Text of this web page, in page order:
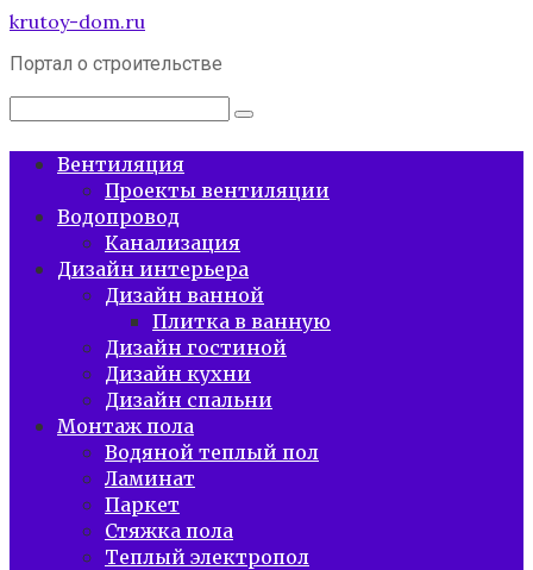
Перейти
контенту
krutoy-dom.ru
Портал о строительстве
Поиск:
Вентиляция
Проекты вентиляции
Водопровод
Канализация
Дизайн интерьера
Дизайн ванной
Плитка в ванную
Дизайн гостиной
Дизайн кухни
Дизайн спальни
Монтаж пола
Водяной теплый пол
Ламинат
Паркет
Стяжка пола
Теплый электропол